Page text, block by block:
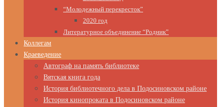
“Молодежный перекресток”
2020 год
Литературное объединение “Родник”
Коллегам
Краеведение
Автограф на память библиотеке
Вятская книга года
История библиотечного дела в Подосиновском районе
История кинопроката в Подосиновском районе